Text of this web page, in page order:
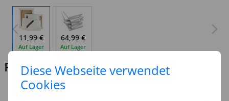
11,99 €
Auf Lager
64,99 €
Auf Lager
Preis: 11,99 €
Diese Webseite verwendet
Cookies